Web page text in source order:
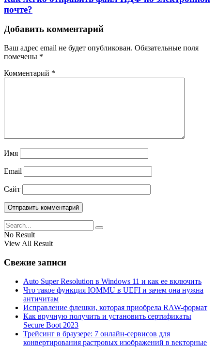
почте?
Добавить комментарий
Ваш адрес email не будет опубликован. Обязательные поля
помечены *
Комментарий *
Имя
Email
Сайт
No Result
View All Result
Свежие записи
Auto Super Resolution в Windows 11 и как ее включить
Что такое функция IOMMU в UEFI и зачем она нужна
античитам
Исправление флешки, которая приобрела RAW-формат
Как вручную получить и установить сертификаты
Secure Boot 2023
Трейсинг в браузере: 7 онлайн-сервисов для
конвертирования растровых изображений в векторные